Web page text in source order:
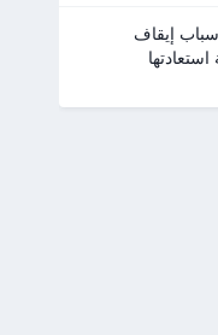
إيقاف
استعادتها